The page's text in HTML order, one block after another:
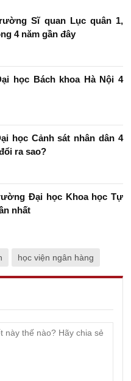
Sĩ quan Lục quân 1,
4 năm gần đây
học Bách khoa Hà Nội 4
học Cảnh sát nhân dân 4
ra sao?
Đại học Khoa học Tự
nhất
học viện ngân hàng